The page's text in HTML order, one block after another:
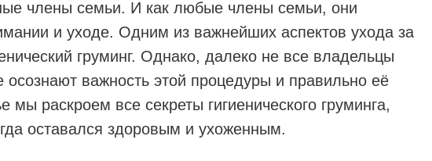
члены семьи. И как любые члены семьи, они
и уходе. Одним из важнейших аспектов ухода за
груминг. Однако, далеко не все владельцы
важность этой процедуры и правильно её
мы раскроем все секреты гигиенического груминга,
оставался здоровым и ухоженным.